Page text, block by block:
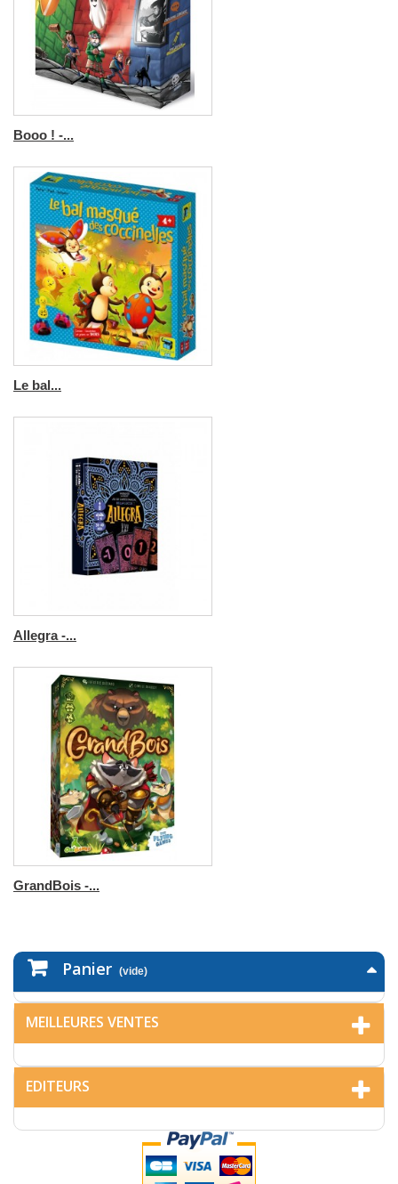
Booo ! -...
Le bal...
Allegra -...
GrandBois -...
Panier (vide)
MEILLEURES VENTES
EDITEURS